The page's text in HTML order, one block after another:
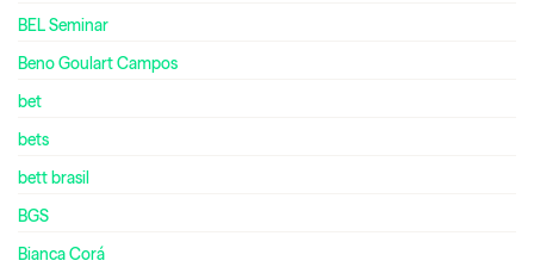
BEL Seminar
Beno Goulart Campos
bet
bets
bett brasil
BGS
Bianca Corá